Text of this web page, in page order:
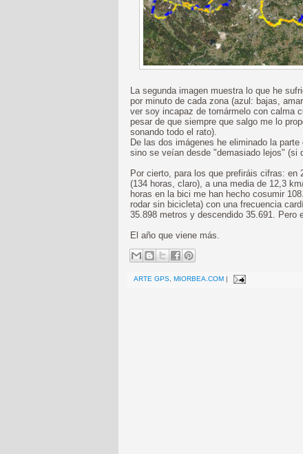
La segunda imagen muestra lo que he
por minuto de cada zona (azul: bajas,
ver soy incapaz de tomármelo con calma
pesar de que siempre que salgo me lo
sonando todo el rato).
De las dos imágenes he eliminado la
sino se veían desde "demasiado lejos" (si
Por cierto, para los que prefiráis cifras: en
(134 horas, claro), a una media de 12,3
horas en la bici me han hecho cosumir
rodar sin bicicleta) con una frecuencia
35.898 metros y descendido 35.691. Pero
El año que viene más.
ARTE GPS MIORBEA.COM |